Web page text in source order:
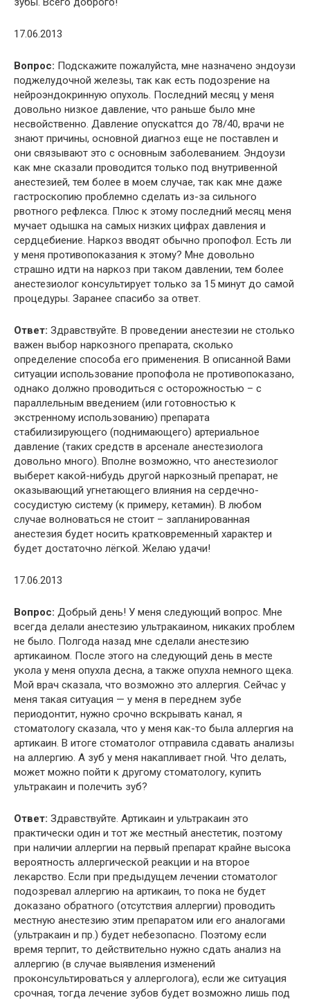
17.06.2013
Вопрос: Подскажите пожалуйста, мне назначено эндоузи
поджелудочной железы, так как есть подозрение на
нейроэндокринную опухоль. Последний месяц у меня
довольно низкое давление, что раньше было мне
несвойственно. Давление опускаtтся до 78/40, врачи не
знают причины, основной диагноз еще не поставлен и
они связывают это с основным заболеванием. Эндоузи
как мне сказали проводится только под внутривенной
анестезией, тем более в моем случае, так как мне даже
гастроскопию проблемно сделать из-за сильного
рвотного рефлекса. Плюс к этому последний месяц меня
мучает одышка на самых низких цифрах давления и
сердцебиение. Наркоз вводят обычно пропофол. Есть ли
у меня противопоказания к этому? Мне довольно
страшно идти на наркоз при таком давлении, тем более
анестезиолог консультирует только за 15 минут до самой
процедуры. Заранее спасибо за ответ.
Ответ: Здравствуйте. В проведении анестезии не столько
важен выбор наркозного препарата, сколько
определение способа его применения. В описанной Вами
ситуации использование пропофола не противопоказано,
однако должно проводиться с осторожностью – с
параллельным введением (или готовностью к
экстренному использованию) препарата
стабилизирующего (поднимающего) артериальное
давление (таких средств в арсенале анестезиолога
довольно много). Вполне возможно, что анестезиолог
выберет какой-нибудь другой наркозный препарат, не
оказывающий угнетающего влияния на сердечно-
сосудистую систему (к примеру, кетамин). В любом
случае волноваться не стоит – запланированная
анестезия будет носить кратковременный характер и
будет достаточно лёгкой. Желаю удачи!
17.06.2013
Вопрос: Добрый день! У меня следующий вопрос. Мне
всегда делали анестезию ультракаином, никаких проблем
не было. Полгода назад мне сделали анестезию
артикаином. После этого на следующий день в месте
укола у меня опухла десна, а также опухла немного щека.
Мой врач сказала, что возможно это аллергия. Сейчас у
меня такая ситуация — у меня в переднем зубе
периодонтит, нужно срочно вскрывать канал, я
стоматологу сказала, что у меня как-то была аллергия на
артикаин. В итоге стоматолог отправила сдавать анализы
на аллергию. А зуб у меня накапливает гной. Что делать,
может можно пойти к другому стоматологу, купить
ультракаин и полечить зуб?
Ответ: Здравствуйте. Артикаин и ультракаин это
практически один и тот же местный анестетик, поэтому
при наличии аллергии на первый препарат крайне высока
вероятность аллергической реакции и на второе
лекарство. Если при предыдущем лечении стоматолог
подозревал аллергию на артикаин, то пока не будет
доказано обратного (отсутствия аллергии) проводить
местную анестезию этим препаратом или его аналогами
(ультракаин и пр.) будет небезопасно. Поэтому если
время терпит, то действительно нужно сдать анализ на
аллергию (в случае выявления изменений
проконсультироваться у аллерголога), если же ситуация
срочная, тогда лечение зубов будет возможно лишь под